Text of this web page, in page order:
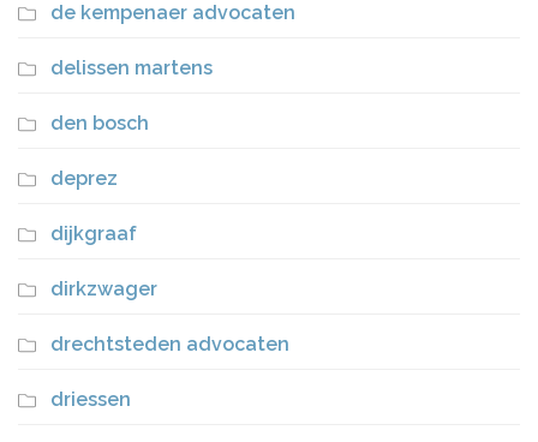
de kempenaer advocaten
delissen martens
den bosch
deprez
dijkgraaf
dirkzwager
drechtsteden advocaten
driessen